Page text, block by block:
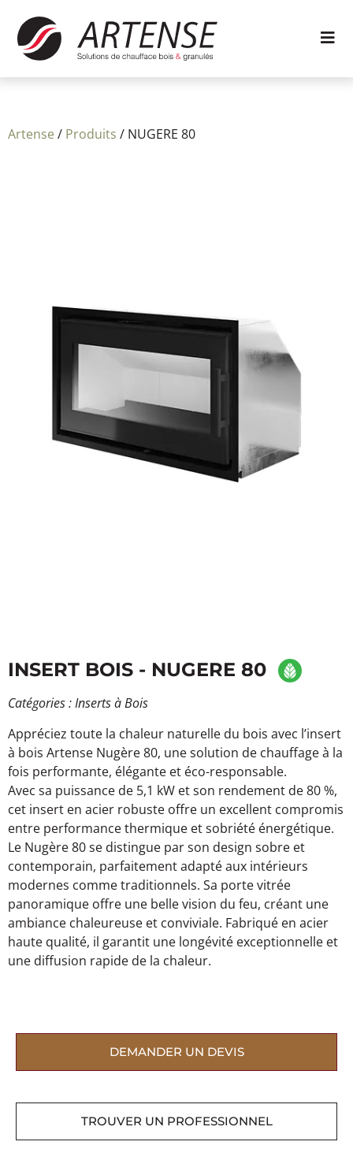
Artense/ Produits / NUGERE 80
INSERT BOIS - NUGERE 80
Catégories :Inserts à Bois
Appréciez toute la chaleur naturelle du bois avec l’insert
à bois Artense Nugère 80, une solution de chauffage à la
fois performante, élégante et éco-responsable.
Avec sa puissance de 5,1 kW et son rendement de 80 %,
cet insert en acier robuste offre un excellent compromis
entre performance thermique et sobriété énergétique.
Le Nugère 80 se distingue par son design sobre et
contemporain, parfaitement adapté aux intérieurs
modernes comme traditionnels. Sa porte vitrée
panoramique offre une belle vision du feu, créant une
ambiance chaleureuse et conviviale. Fabriqué en acier
haute qualité, il garantit une longévité exceptionnelle et
une diffusion rapide de la chaleur.
DEMANDER UN DEVIS
TROUVER UN PROFESSIONNEL